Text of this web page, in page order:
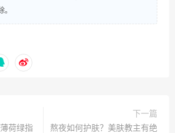
。
荷绿指
下一篇
熬夜如何护肤？美肤教主有绝